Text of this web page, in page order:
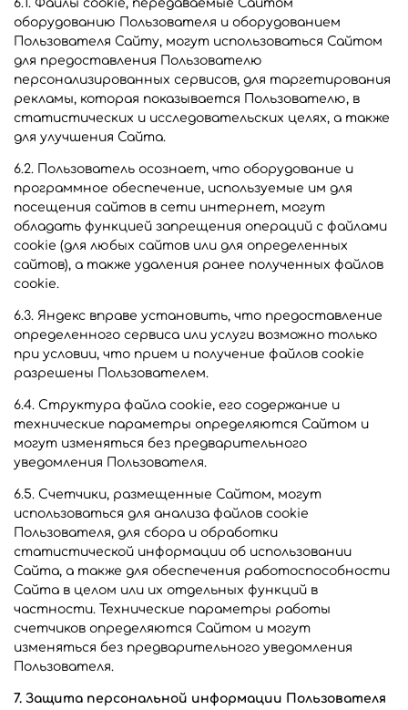
6.1. Файлы cookie, передаваемые Сайтом
оборудованию Пользователя и оборудованием
Пользователя Сайту, могут использоваться Сайтом
для предоставления Пользователю
персонализированных сервисов, для таргетирования
рекламы, которая показывается Пользователю, в
статистических и исследовательских целях, а также
для улучшения Сайта.
6.2. Пользователь осознает, что оборудование и
программное обеспечение, используемые им для
посещения сайтов в сети интернет, могут
обладать функцией запрещения операций с файлами
cookie (для любых сайтов или для определенных
сайтов), а также удаления ранее полученных файлов
cookie.
6.3. Яндекс вправе установить, что предоставление
определенного сервиса или услуги возможно только
при условии, что прием и получение файлов cookie
разрешены Пользователем.
6.4. Структура файла cookie, его содержание и
технические параметры определяются Сайтом и
могут изменяться без предварительного
уведомления Пользователя.
6.5. Счетчики, размещенные Сайтом, могут
использоваться для анализа файлов cookie
Пользователя, для сбора и обработки
статистической информации об использовании
Сайта, а также для обеспечения работоспособности
Сайта в целом или их отдельных функций в
частности. Технические параметры работы
счетчиков определяются Сайтом и могут
изменяться без предварительного уведомления
Пользователя.
7. Защита персональной информации Пользователя